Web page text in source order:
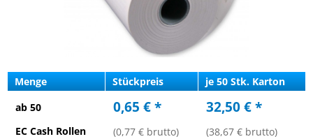
Menge Stückpreis
je 50 Stk. Karton
ab 50
EC Cash Rollen
0,65 € *
(0,77 € brutto)
32,50 € *
(38,67 € brutto)